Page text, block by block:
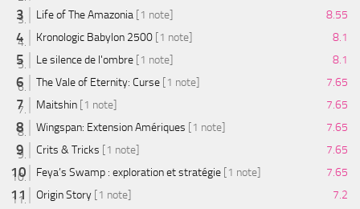
Life of The Amazonia [1 note]
8.55
Kronologic Babylon 2500 [1 note]
8.1
Le silence de l'ombre [1 note]
8.1
The Vale of Eternity: Curse [1 note]
7.65
Maitshin [1 note]
7.65
Wingspan: Extension Amériques [1 note]
7.65
Crits & Tricks [1 note]
7.65
Feya’s Swamp : exploration et stratégie [1 note]
7.65
Origin Story [1 note]
7.2